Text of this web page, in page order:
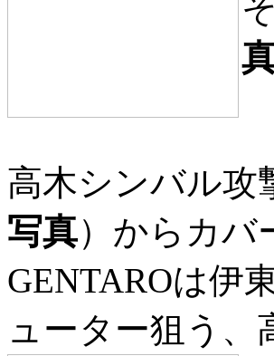
高木シンバル攻
写真）からカバ
GENTAROは伊
ューター狙う、